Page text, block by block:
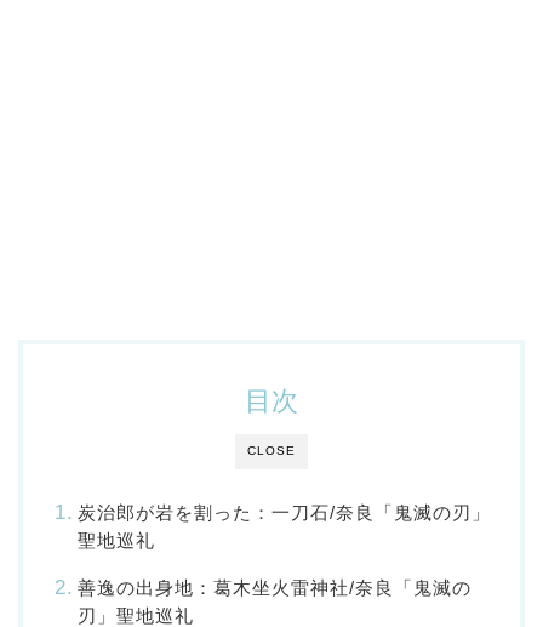
CLOSE
目次
炭治郎が岩を割った：一刀石/奈良「鬼滅の刃」
聖地巡礼
善逸の出身地：葛木坐火雷神社/奈良「鬼滅の
刃」聖地巡礼